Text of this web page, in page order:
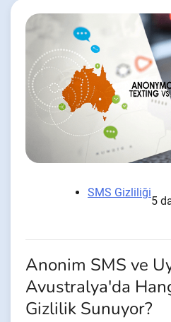
SMS Gizliliği
5
Anonim SMS ve
Avustralya'da
Gizlilik Sunuyor?